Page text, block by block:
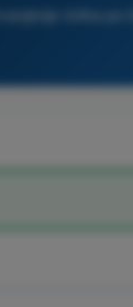
rizika